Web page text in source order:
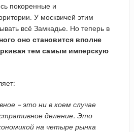
покоренные и
У москвичей этим
всё Замкадье. Но теперь в
оно становится вполне
тем самым имперскую
– это ни в коем случае
деление. Это
на четыре рынка